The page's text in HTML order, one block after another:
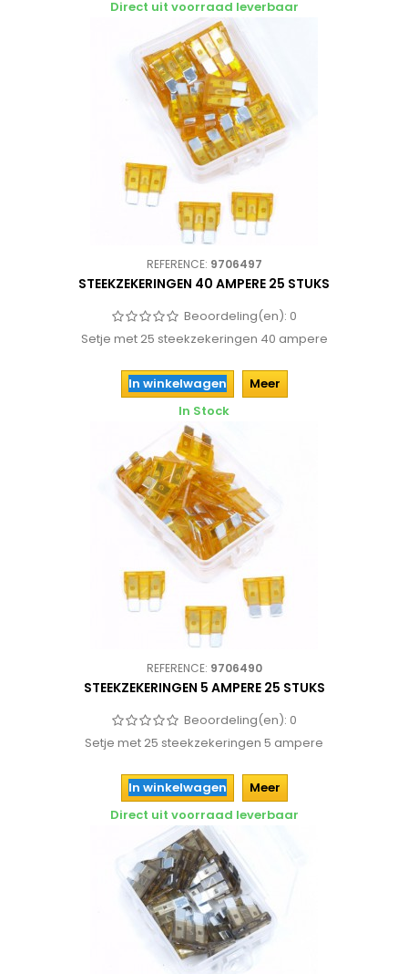
Direct uit voorraad leverbaar
REFERENCE: 9706497
STEEKZEKERINGEN 40 AMPERE 25 STUKS
Beoordeling(en): 0
Setje met 25 steekzekeringen 40 ampere
In winkelwagen
Meer
In Stock
REFERENCE: 9706490
STEEKZEKERINGEN 5 AMPERE 25 STUKS
Beoordeling(en): 0
Setje met 25 steekzekeringen 5 ampere
In winkelwagen
Meer
Direct uit voorraad leverbaar